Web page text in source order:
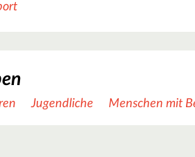
Jugendliche Menschen mit